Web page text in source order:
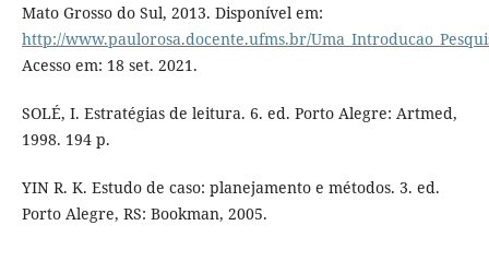
Mato Grosso do Sul, 2013. Disponível em:
http://www.paulorosa.docente.ufms.br/
Acesso em: 18 set. 2021.
SOLÉ, I. Estratégias de leitura. 6. ed. Porto Alegre: Artmed,
1998. 194 p.
YIN R. K. Estudo de caso: planejamento e métodos. 3. ed.
Porto Alegre, RS: Bookman, 2005.